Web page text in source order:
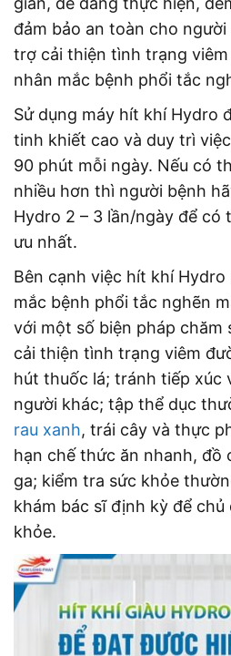
đảm bảo an toàn cho
trợ cải thiện tình trạng
nhân mắc bệnh phổi tắc
Sử dụng máy hít khí Hydro
tinh khiết cao và duy trì
90 phút mỗi ngày. Nếu có
nhiều hơn thì người bệnh
Hydro 2 – 3 lần/ngày để có
ưu nhất.
Bên cạnh việc hít khí
mắc bệnh phổi tắc nghẽn
với một số biện pháp chăm
cải thiện tình trạng viêm
hút thuốc lá; tránh tiếp xúc
người khác; tập thể dục
rau xanh, trái cây và thực
hạn chế thức ăn nhanh, đồ
ga; kiểm tra sức khỏe
khám bác sĩ định kỳ để chủ
khỏe.